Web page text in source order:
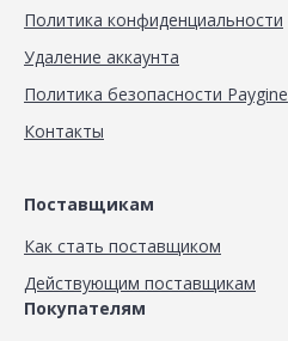
Политика конфиденциальности
Удаление аккаунта
Политика безопасности Paygine
Контакты
Поставщикам
Как стать поставщиком
Действующим поставщикам
Покупателям